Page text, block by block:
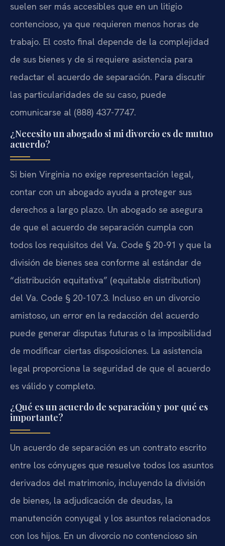
suelen ser más accesibles que en un litigio
contencioso, ya que requieren menos horas de
trabajo. El costo final depende de la complejidad
de sus bienes y de si requiere asistencia para
redactar el acuerdo de separación. Para discutir
las particularidades de su caso, puede
comunicarse al (888) 437-7747.
¿Necesito un abogado si mi divorcio es de mutuo
acuerdo?
Si bien Virginia no exige representación legal,
contar con un abogado ayuda a proteger sus
derechos a largo plazo. Un abogado se asegura
de que el acuerdo de separación cumpla con
todos los requisitos del Va. Code § 20-91 y que la
división de bienes sea conforme al estándar de
“distribución equitativa” (equitable distribution)
del Va. Code § 20-107.3. Incluso en un divorcio
amistoso, un error en la redacción del acuerdo
puede generar disputas futuras o la imposibilidad
de modificar ciertas disposiciones. La asistencia
legal proporciona la seguridad de que el acuerdo
es válido y completo.
¿Qué es un acuerdo de separación y por qué es
importante?
Un acuerdo de separación es un contrato escrito
entre los cónyuges que resuelve todos los asuntos
derivados del matrimonio, incluyendo la división
de bienes, la adjudicación de deudas, la
manutención conyugal y los asuntos relacionados
con los hijos. En un divorcio no contencioso sin